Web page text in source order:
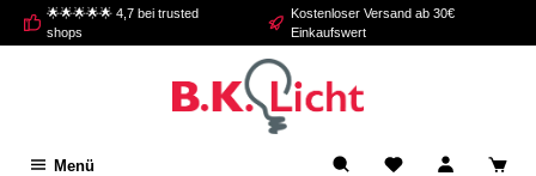
springen
🌟🌟🌟🌟🌟 4,7 bei trusted
shops
Kostenloser Versand ab 30€
Einkaufswert
Menü